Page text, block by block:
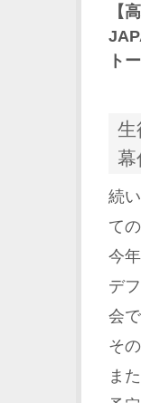
【
ト
生
幕
続
て
今
デ
会
そ
ま